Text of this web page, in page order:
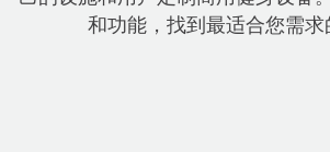
和功能，找到最适合您需求